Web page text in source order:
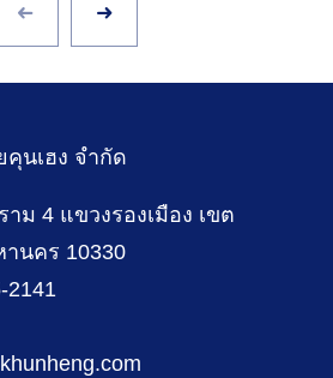
นเฮง จำกัด
ม 4 แขวงรองเมือง เขต
นคร 10330
2141